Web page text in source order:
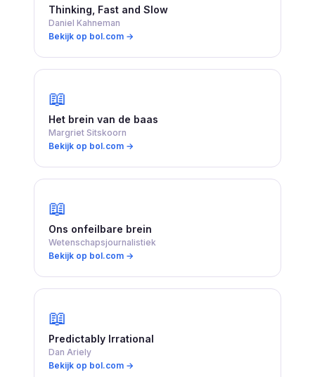
Thinking, Fast and Slow
Daniel Kahneman
Bekijk op bol.com →
📖
Het brein van de baas
Margriet Sitskoorn
Bekijk op bol.com →
📖
Ons onfeilbare brein
Wetenschapsjournalistiek
Bekijk op bol.com →
📖
Predictably Irrational
Dan Ariely
Bekijk op bol.com →